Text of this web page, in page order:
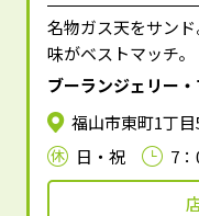
名物ガス天をサン
味がベストマッチ。
ブーランジェリー
福山市東町1丁
日・祝
7